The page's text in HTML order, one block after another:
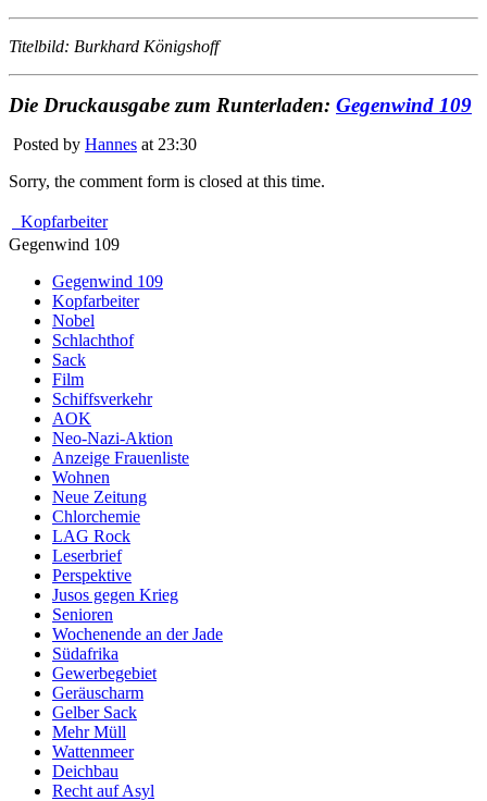
Titelbild: Burkhard Königshoff
Die Druckausgabe zum Runterladen: Gegenwind 109
Posted by Hannes at 23:30
Sorry, the comment form is closed at this time.
Kopfarbeiter
Gegenwind 109
Gegenwind 109
Kopfarbeiter
Nobel
Schlachthof
Sack
Film
Schiffsverkehr
AOK
Neo-Nazi-Aktion
Anzeige Frauenliste
Wohnen
Neue Zeitung
Chlorchemie
LAG Rock
Leserbrief
Perspektive
Jusos gegen Krieg
Senioren
Wochenende an der Jade
Südafrika
Gewerbegebiet
Geräuscharm
Gelber Sack
Mehr Müll
Wattenmeer
Deichbau
Recht auf Asyl